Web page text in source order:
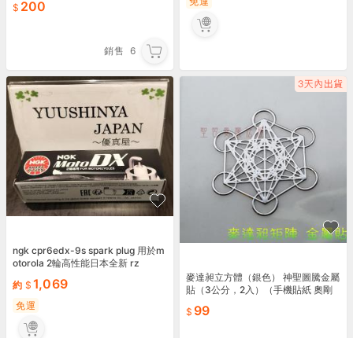
200
銷售 6
ngk cpr6edx-9s spark plug 用於m
otorola 2輪高性能日本全新 rz
約
1,069
免運
麥達昶立方體（銀色） 神聖圖騰金屬
貼（3公分，2入）（手機貼紙 奧剛
99